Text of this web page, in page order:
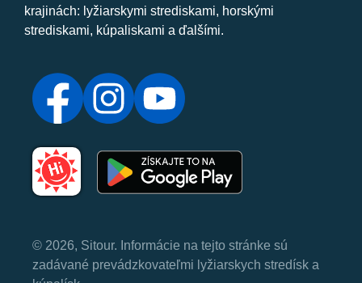
krajinách: lyžiarskymi strediskami, horskými
strediskami, kúpaliskami a ďalšími.
© 2026, Sitour. Informácie na tejto stránke sú
zadávané prevádzkovateľmi lyžiarskych stredísk a